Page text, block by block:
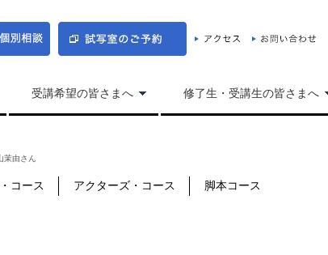
受講希望の皆さまへ 修了生・受講生の皆さまへ
茉由さん
コース アクターズ・コース 脚本コース